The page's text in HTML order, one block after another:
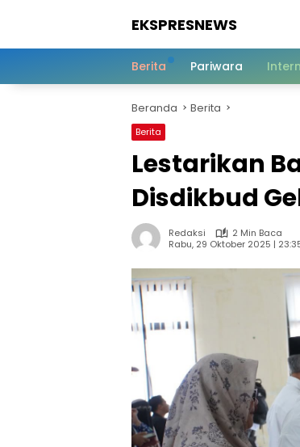
EKSPRESNEWS
Dalam
Berita Pariwara
Beranda Berita
Berita
Lestarikan
Disdikbud
Redaksi
2 Min Baca
Rabu, 29 Oktober 2025 |